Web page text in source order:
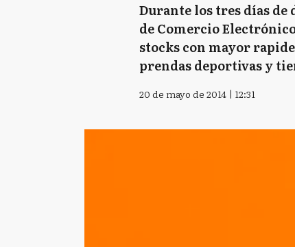
Durante los tres días
de Comercio
stocks con mayor
prendas deportivas y
20 de mayo de 2014 | 12:31